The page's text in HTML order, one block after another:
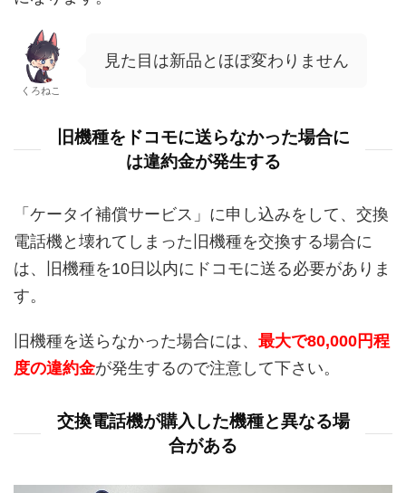
くろねこ
見た目は新品とほぼ変わりません
旧機種をドコモに送らなかった場合に
は違約金が発生する
「ケータイ補償サービス」に申し込みをして、交換
電話機と壊れてしまった旧機種を交換する場合に
は、旧機種を10日以内にドコモに送る必要がありま
す。
旧機種を送らなかった場合には、 最大で80,000円程
度の違約金が発生するので注意して下さい。
交換電話機が購入した機種と異なる場
合がある